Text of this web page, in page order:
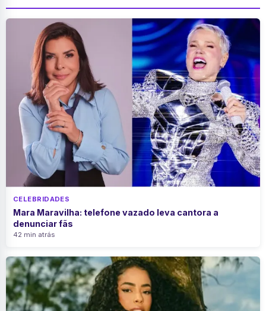
CELEBRIDADES
Mara Maravilha: telefone vazado leva cantora a
denunciar fãs
42 min atrás